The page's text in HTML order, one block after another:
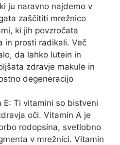
ju naravno najdemo v
zaščititi mrežnico
ki jih povzročata
in prosti radikali. Več
da lahko lutein in
zdravje makule in
degeneracijo
E: Ti vitamini so bistveni
oči. Vitamin A je
rodopsina, svetlobno
v mrežnici. Vitamin